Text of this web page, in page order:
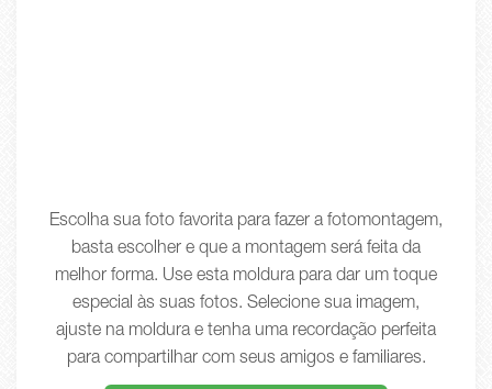
Escolha sua foto favorita para fazer a fotomontagem,
basta escolher e que a montagem será feita da
melhor forma. Use esta moldura para dar um toque
especial às suas fotos. Selecione sua imagem,
ajuste na moldura e tenha uma recordação perfeita
para compartilhar com seus amigos e familiares.